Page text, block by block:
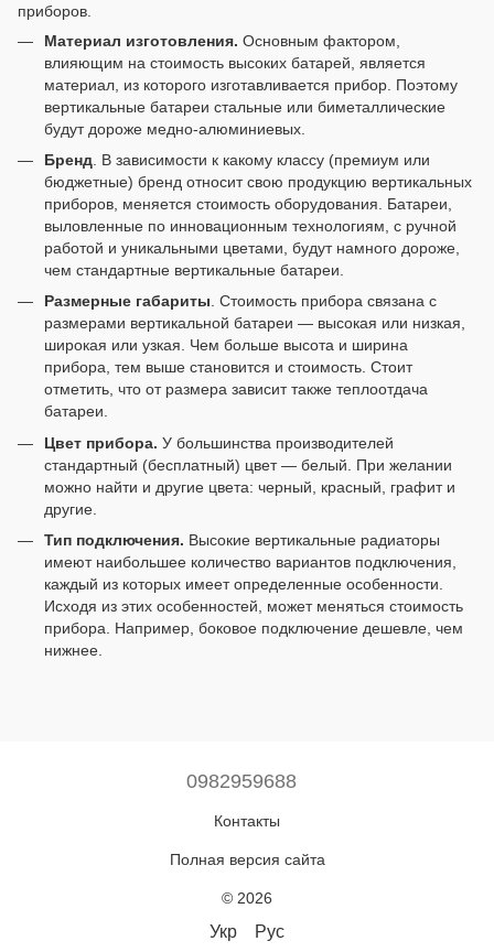
приборов.
Материал изготовления. Основным фактором,
влияющим на стоимость высоких батарей, является
материал, из которого изготавливается прибор. Поэтому
вертикальные батареи стальные или биметаллические
будут дороже медно-алюминиевых.
Бренд . В зависимости к какому классу (премиум или
бюджетные) бренд относит свою продукцию вертикальных
приборов, меняется стоимость оборудования. Батареи,
выловленные по инновационным технологиям, с ручной
работой и уникальными цветами, будут намного дороже,
чем стандартные вертикальные батареи.
Размерные габариты. Стоимость прибора связана с
размерами вертикальной батареи — высокая или низкая,
широкая или узкая. Чем больше высота и ширина
прибора, тем выше становится и стоимость. Стоит
отметить, что от размера зависит также теплоотдача
батареи.
Цвет прибора. У большинства производителей
стандартный (бесплатный) цвет — белый. При желании
можно найти и другие цвета: черный, красный, графит и
другие.
Тип подключения. Высокие вертикальные радиаторы
имеют наибольшее количество вариантов подключения,
каждый из которых имеет определенные особенности.
Исходя из этих особенностей, может меняться стоимость
прибора. Например, боковое подключение дешевле, чем
нижнее.
0982959688
Контакты
Полная версия сайта
© 2026
Укр Рус